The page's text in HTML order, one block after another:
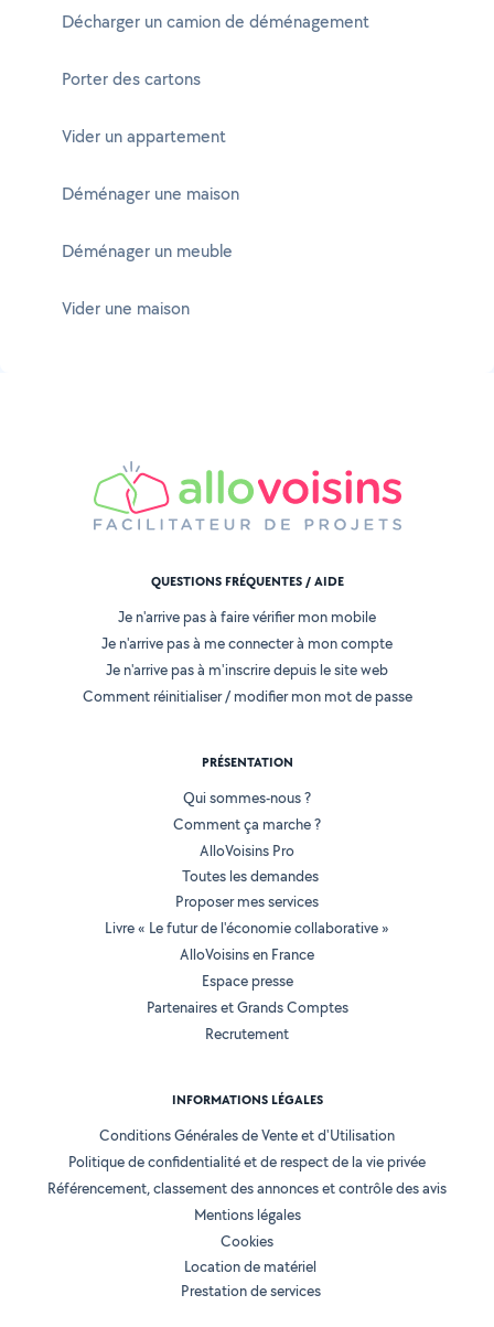
Décharger un camion de déménagement
Porter des cartons
Vider un appartement
Déménager une maison
Déménager un meuble
Vider une maison
QUESTIONS FRÉQUENTES / AIDE
Je n'arrive pas à faire vérifier mon mobile
Je n'arrive pas à me connecter à mon compte
Je n'arrive pas à m'inscrire depuis le site web
Comment réinitialiser / modifier mon mot de passe
PRÉSENTATION
Qui sommes-nous ?
Comment ça marche ?
AlloVoisins Pro
Toutes les demandes
Proposer mes services
Livre « Le futur de l'économie collaborative »
AlloVoisins en France
Espace presse
Partenaires et Grands Comptes
Recrutement
INFORMATIONS LÉGALES
Conditions Générales de Vente et d'Utilisation
Politique de confidentialité et de respect de la vie privée
Référencement, classement des annonces et contrôle des avis
Mentions légales
Cookies
Location de matériel
Prestation de services